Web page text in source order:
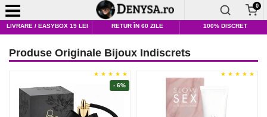
0
LIVRARE / EASYBOX 19 LEI RETUR ÎN 60 ZILE 100% DISCRET
Produse Originale Bijoux Indiscrets
- 6%